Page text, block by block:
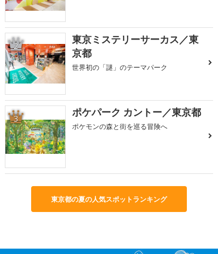
2
東京ミステリーサーカス／東
京都
世界初の「謎」のテーマパーク
3 ポケパーク カントー／東京都
ポケモンの森と街を巡る冒険へ
東京都の夏の人気スポットランキング